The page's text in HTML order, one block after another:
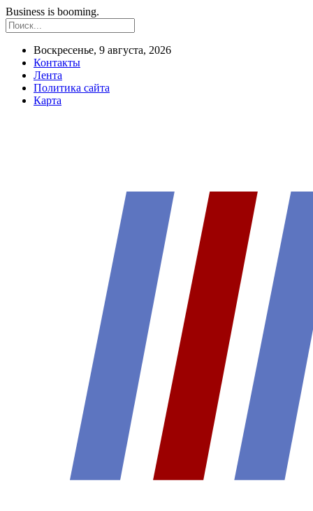
Business is booming.
Воскресенье, 9 августа, 2026
Контакты
Лента
Политика сайта
Карта